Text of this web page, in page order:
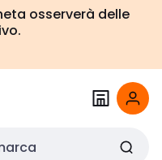
osserverà delle